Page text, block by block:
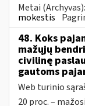
Metai (Archyvas):
mokestis
48. Koks
mažųjų
civilinę
gautoms
Web turinio
20 proc. –